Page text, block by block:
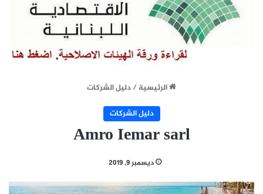
الرئيسية/دليل الشركات
دليل الشركات
Amro Iemar sarl
ديسمبر 9, 2019